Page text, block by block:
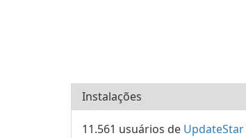
Instalações
11.561 usuários de UpdateStar